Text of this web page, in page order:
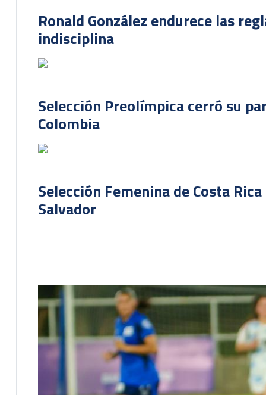
Ronald González endurece las
indisciplina
Selección Preolímpica cerró su
Colombia
Selección Femenina de Costa
Salvador